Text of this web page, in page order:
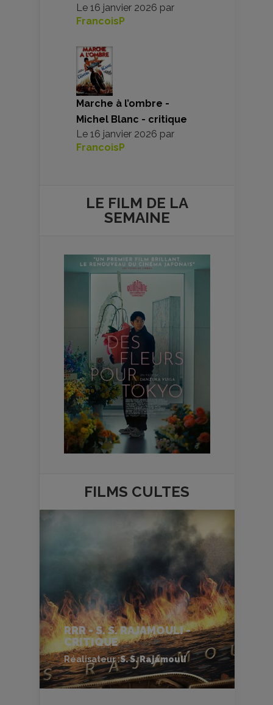
Le 16 janvier 2026 par
FrancoisP
Marche à l’ombre -
Michel Blanc - critique
Le 16 janvier 2026 par
FrancoisP
LE FILM DE LA
SEMAINE
FILMS CULTES
RRR - S. S. RAJAMOULI -
CRITIQUE
Réalisateur :S. S. Rajamouli